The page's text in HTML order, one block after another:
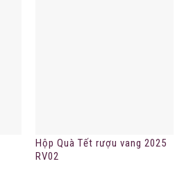
Hộp Quà Tết rượu vang 2025
RV02